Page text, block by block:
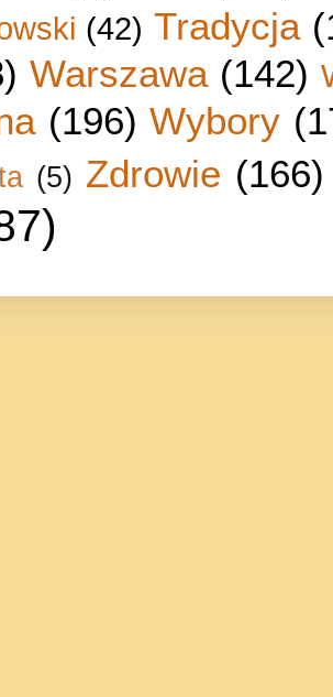
(42) Tradycja
Warszawa (142)
(196) Wybory
(5) Zdrowie (166)